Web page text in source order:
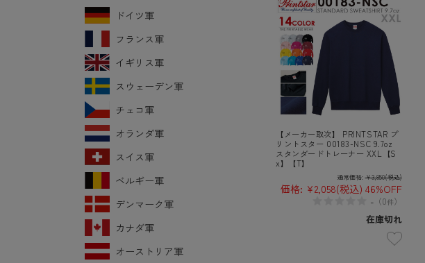
【メーカー取次】 PRINTSTAR プ
リントスター 00183-NSC 9.7oz
スタンダードトレーナー XXL【S
x】【T】
通常価格: ¥3,850(税込)
価格: ¥2,058(税込) 46%OFF
-（0件）
在庫切れ
ドイツ軍
フランス軍
イギリス軍
スウェーデン軍
チェコ軍
オランダ軍
スイス軍
ベルギー軍
デンマーク軍
カナダ軍
オーストリア軍